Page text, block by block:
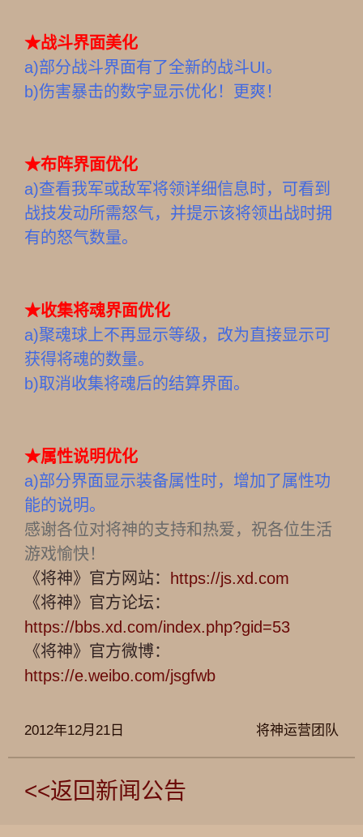
★战斗界面美化
a)部分战斗界面有了全新的战斗UI。
b)伤害暴击的数字显示优化！更爽！
★布阵界面优化
a)查看我军或敌军将领详细信息时，可看到
战技发动所需怒气，并提示该将领出战时拥
有的怒气数量。
★收集将魂界面优化
a)聚魂球上不再显示等级，改为直接显示可
获得将魂的数量。
b)取消收集将魂后的结算界面。
★属性说明优化
a)部分界面显示装备属性时，增加了属性功
能的说明。
感谢各位对将神的支持和热爱，祝各位生活
游戏愉快！
《将神》官方网站：
https://js.xd.com
《将神》官方论坛：
https://bbs.xd.com/index.php?gid=53
《将神》官方微博：
https://e.weibo.com/jsgfwb
将神运营团队
2012年12月21日
<<返回新闻公告